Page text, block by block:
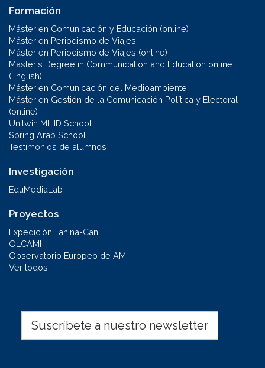
Formación
Máster en Comunicación y Educación (online)
Máster en Periodismo de Viajes
Máster en Periodismo de Viajes (online)
Master's Degree in Communication and Education online
(English)
Máster en Comunicación del Medioambiente
Máster en Gestión de la Comunicación Política y Electoral
(online)
Unitwin MILID School
Spring Arab School
Testimonios de alumnos
Investigación
EduMediaLab
Proyectos
Expedición Tahina-Can
OLCAMI
Observatorio Europeo de AMI
Ver todos
Suscríbete a nuestro newsletter